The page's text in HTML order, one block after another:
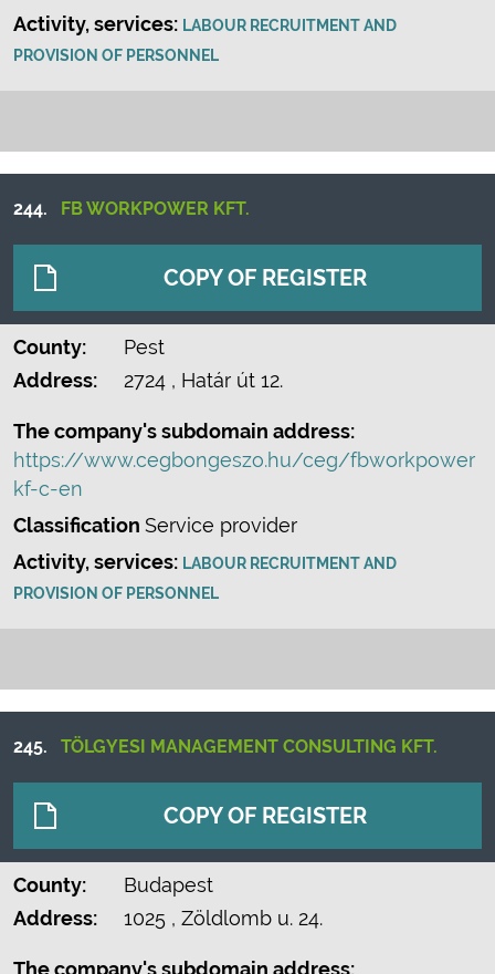
Activity, services: LABOUR RECRUITMENT AND
PROVISION OF PERSONNEL
244. FB WORKPOWER KFT.
COPY OF REGISTER
County:
Pest
Address:
2724 , Határ út 12.
The company's subdomain address:
https://www.cegbongeszo.hu/ceg/fbworkpower
kf-c-en
Classification Service provider
Activity, services: LABOUR RECRUITMENT AND
PROVISION OF PERSONNEL
245. TÖLGYESI MANAGEMENT CONSULTING KFT.
COPY OF REGISTER
County:
Budapest
Address:
1025 , Zöldlomb u. 24.
The company's subdomain address: